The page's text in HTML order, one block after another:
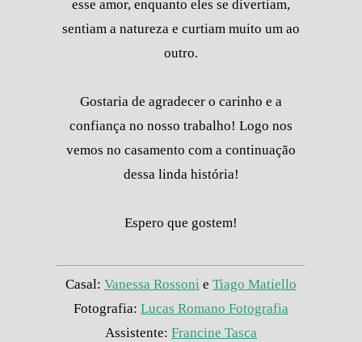
esse amor, enquanto eles se divertiam,
sentiam a natureza e curtiam muito um ao
outro.
Gostaria de agradecer o carinho e a
confiança no nosso trabalho! Logo nos
vemos no casamento com a continuação
dessa linda história!
Espero que gostem!
Casal: Vanessa Rossoni e Tiago Matiello
Fotografia: Lucas Romano Fotografia
Assistente: Francine Tasca